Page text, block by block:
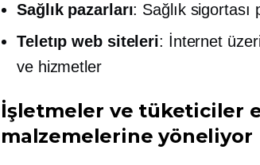
Sağlık pazarları: Sağlık sigortası
Teletıp web siteleri: İnternet
ve hizmetler
İşletmeler ve tüketiciler
malzemelerine yöneliyor